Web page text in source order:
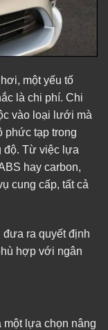
một yếu tố
là chi phí. Chi
vào loại lưới mà
phức tạp trong
độ. Từ việc lựa
hay carbon,
cung cấp, tất cả
đưa ra quyết định
hợp với ngân
lựa chọn nâng